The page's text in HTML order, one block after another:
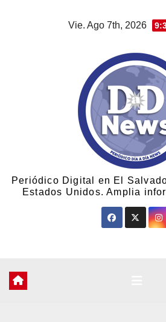
Vie. Ago 7th, 2026
Periódico Digital en El
Estados Unidos. Amplia